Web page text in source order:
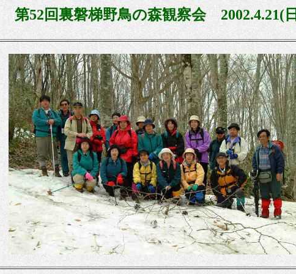
第52回裏磐梯野鳥の森観察会 2002.4.21(